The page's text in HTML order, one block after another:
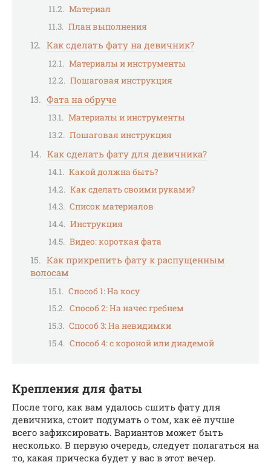
Материал
План выполнения
Как сделать фату на девичник?
Материалы и инструменты
Пошаговая инструкция
Фата на обруче
Материалы и инструменты
Пошаговая инструкция
Как сделать фату для девичника?
Какой должна быть?
Как сделать своими руками?
Список материалов
Инструкция
Видео: короткая фата
Как прикрепить фату к распущенным
волосам
Способ 1: На косу
Способ 2: На начес гребнем
Способ 3: На невидимки
Способ 4: с короной или диадемой
Крепления для фаты
После того, как вам удалось сшить фату для
девичника, стоит подумать о том, как её лучше
всего зафиксировать. Вариантов может быть
несколько. В первую очередь, следует полагаться на
то, какая прическа будет у вас в этот вечер.